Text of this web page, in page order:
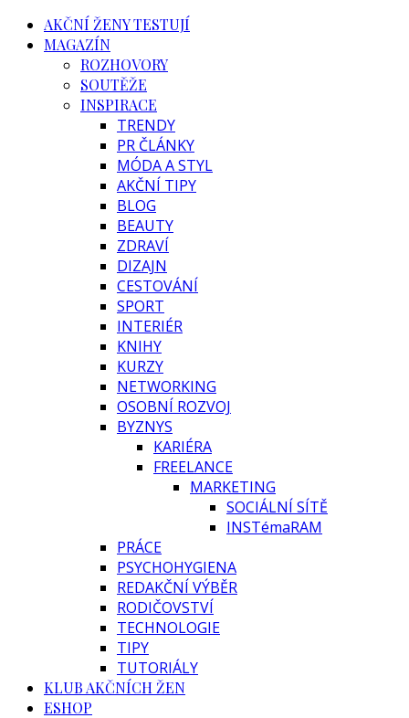
AKČNÍ ŽENY TESTUJÍ
MAGAZÍN
ROZHOVORY
SOUTĚŽE
INSPIRACE
TRENDY
PR ČLÁNKY
MÓDA A STYL
AKČNÍ TIPY
BLOG
BEAUTY
ZDRAVÍ
DIZAJN
CESTOVÁNÍ
SPORT
INTERIÉR
KNIHY
KURZY
NETWORKING
OSOBNÍ ROZVOJ
BYZNYS
KARIÉRA
FREELANCE
MARKETING
SOCIÁLNÍ SÍTĚ
INSTémaRAM
PRÁCE
PSYCHOHYGIENA
REDAKČNÍ VÝBĚR
RODIČOVSTVÍ
TECHNOLOGIE
TIPY
TUTORIÁLY
KLUB AKČNÍCH ŽEN
ESHOP